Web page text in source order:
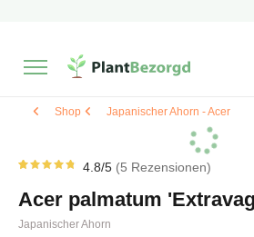
Wähle selbst
Shop Japanischer Ahorn - Acer
von 5
von
aus
4.8/5 5 Rezensionen
Acer palmatum
Japanischer Ahorn